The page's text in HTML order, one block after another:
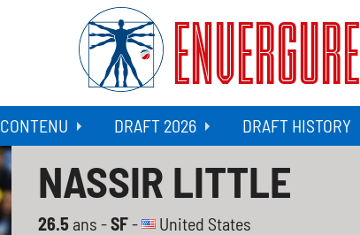
ENVERGURE
CONTENU DRAFT 2026 DRAFT HISTORY
NASSIR LITTLE
26.5ans -SF-
United States